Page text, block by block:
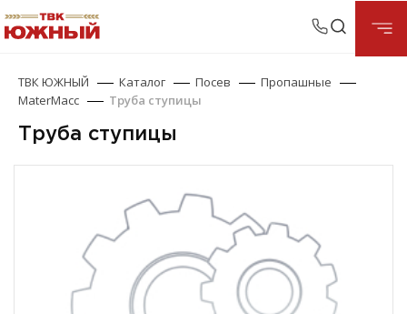
ТВК ЮЖНЫЙ Каталог Посев
Пропашные
MaterMacc
Труба ступицы
Труба ступицы